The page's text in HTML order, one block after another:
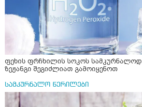
ფეხის ფრჩხილის სოკოს
ზეჟანგი შეგიძლიათ გამოიყენოთ
სამკურნალო წერილები